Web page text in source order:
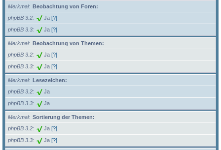
Merkmal
Beobachtung von Foren:
phpBB 3.2
Ja [?]
phpBB 3.3 Ja [?]
Merkmal
Beobachtung von Themen:
phpBB 3.2
Ja [?]
phpBB 3.3 Ja [?]
Merkmal
Lesezeichen:
phpBB 3.2
Ja
phpBB 3.3 Ja
Merkmal
Sortierung der Themen:
phpBB 3.2
Ja [?]
phpBB 3.3 Ja [?]